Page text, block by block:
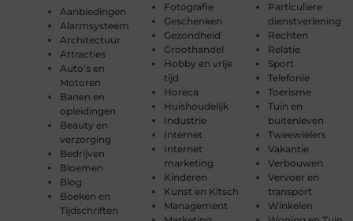
Aanbiedingen
Alarmsysteem
Architectuur
Attracties
Auto’s en
Motoren
Banen en
opleidingen
Beauty en
verzorging
Bedrijven
Bloemen
Blog
Boeken en
Tijdschriften
Fotografie
Geschenken
Gezondheid
Groothandel
Hobby en vrije
tijd
Horeca
Huishoudelijk
Industrie
Internet
Internet
marketing
Kinderen
Kunst en Kitsch
Management
Particuliere
dienstverlening
Rechten
Relatie
Sport
Telefonie
Toerisme
Tuin en
buitenleven
Tweewielers
Vakantie
Verbouwen
Vervoer en
transport
Winkelen